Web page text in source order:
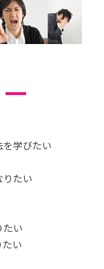
学びたい
りたい
たい
い